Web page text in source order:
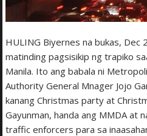
HULING Biyernes na bukas, Dec
matinding pagsisikip ng trapiko
Manila. Ito ang babala ni
Authority General Mnager Jojo
kanang Christmas party at
Gayunman, handa ang MMDA at
traffic enforcers para sa